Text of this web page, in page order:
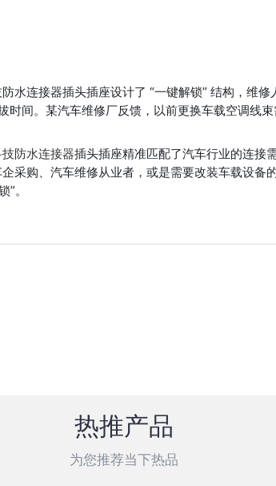
水连接器插头插座设计了 “一键解锁” 结构，维修
时间。某汽车维修厂反馈，以前更换车载空调线
防水连接器插头插座精准匹配了汽车行业的连接
采购、汽车维修从业者，或是需要改装车载设备
。
热推产品
为您推荐当下热品